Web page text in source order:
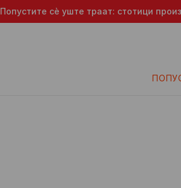
Попустите сè уште траат: стотици